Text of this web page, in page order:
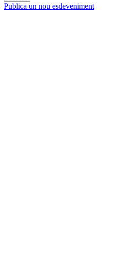
Publica un nou esdeveniment